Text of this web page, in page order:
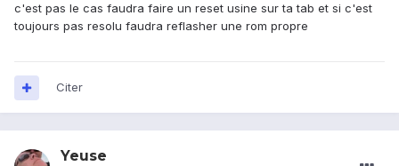
c'est pas le cas faudra faire un reset usine sur ta tab et si c'est
toujours pas resolu faudra reflasher une rom propre
Citer
Yeuse